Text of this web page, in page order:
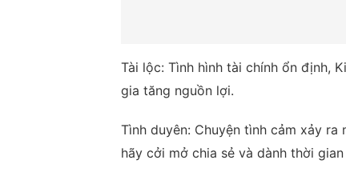
Tài lộc: Tình hình tài chính ổn định,
gia tăng nguồn lợi.
Tình duyên: Chuyện tình cảm xảy
hãy cởi mở chia sẻ và dành thời